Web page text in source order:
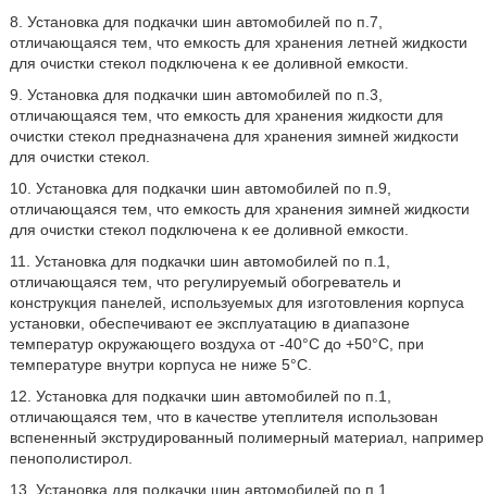
8. Установка для подкачки шин автомобилей по п.7,
отличающаяся тем, что емкость для хранения летней жидкости
для очистки стекол подключена к ее доливной емкости.
9. Установка для подкачки шин автомобилей по п.3,
отличающаяся тем, что емкость для хранения жидкости для
очистки стекол предназначена для хранения зимней жидкости
для очистки стекол.
10. Установка для подкачки шин автомобилей по п.9,
отличающаяся тем, что емкость для хранения зимней жидкости
для очистки стекол подключена к ее доливной емкости.
11. Установка для подкачки шин автомобилей по п.1,
отличающаяся тем, что регулируемый обогреватель и
конструкция панелей, используемых для изготовления корпуса
установки, обеспечивают ее эксплуатацию в диапазоне
температур окружающего воздуха от -40°С до +50°С, при
температуре внутри корпуса не ниже 5°С.
12. Установка для подкачки шин автомобилей по п.1,
отличающаяся тем, что в качестве утеплителя использован
вспененный экструдированный полимерный материал, например
пенополистирол.
13. Установка для подкачки шин автомобилей по п.1,